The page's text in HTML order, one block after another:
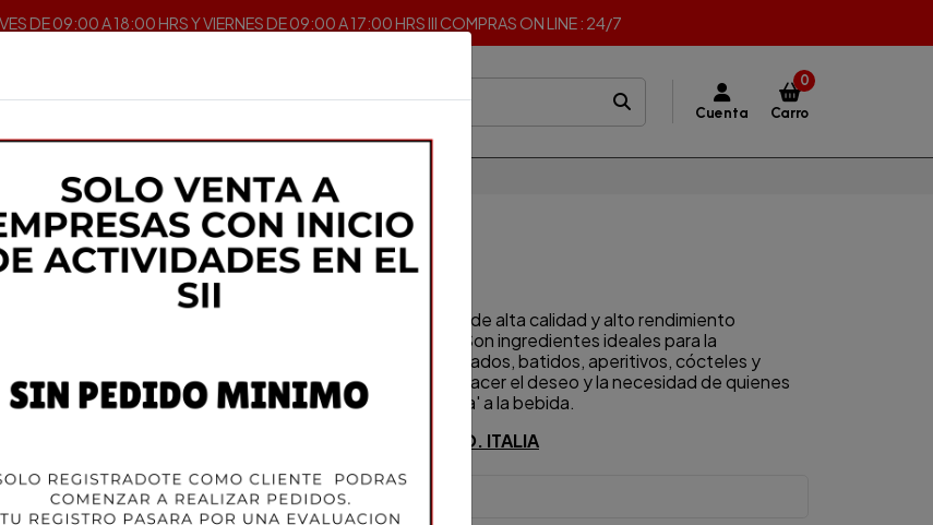
DE 09:00 A 18:00 HRS Y VIERNES DE 09:00 A 17:00 HRS III COMPRAS ON LINE : 24/7
Cuenta
0
Carro
Cocteleria Syrup para Mixologia Syrup Pomelo 700ML
IL DOGE
Syrup Pomelo 700ML
IL DOGE es una línea de jarabes de alta calidad y alto rendimiento
aromático con zumo de frutas. Son ingredientes ideales para la
elaboración de refrescos, granizados, batidos, aperitivos, cócteles y
tragos largos, capaces de satisfacer el deseo y la necesidad de quienes
quieren añadir un 'toque de fruta' a la bebida.
PRODUCTO 100% VENECIANO. ITALIA
STOCK:17